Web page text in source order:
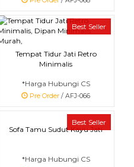
Best Seller
Tempat Tidur Jati Retro
Minimalis
*Harga Hubungi CS
Pre Order / AFJ-066
Best Seller
Sofa Tamu Sudut Kayu Jati
*Harga Hubungi CS